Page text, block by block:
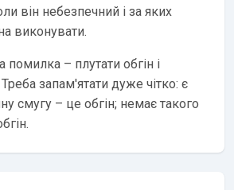
він небезпечний і за яких
виконувати.
помилка – плутати обгін і
запам'ятати дуже чітко: є
смугу – це обгін; немає такого